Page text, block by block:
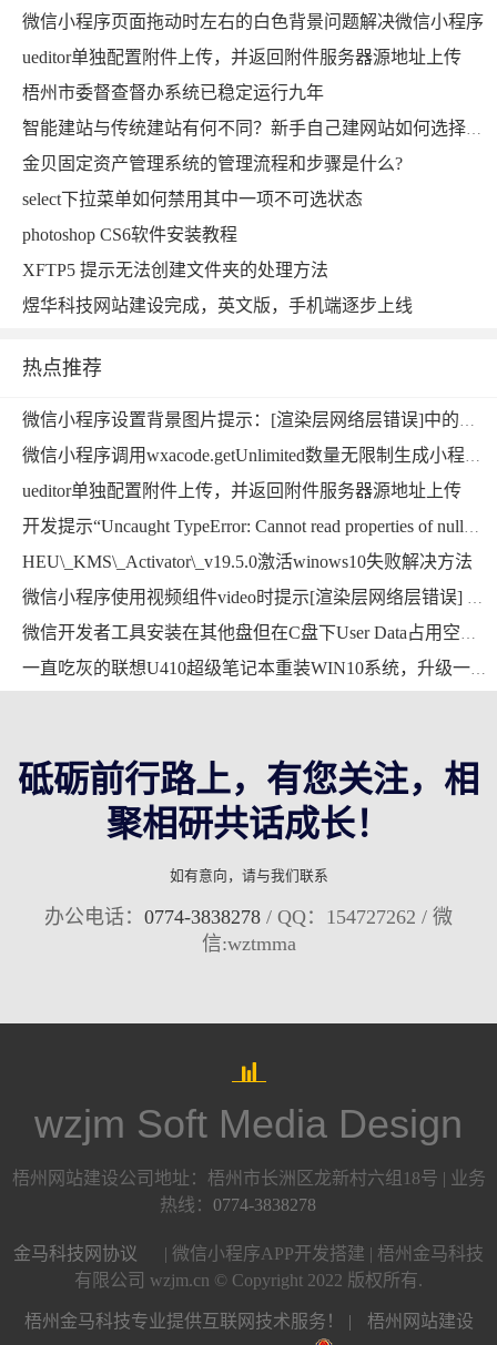
微信小程序页面拖动时左右的白色背景问题解决微信小程序
ueditor单独配置附件上传，并返回附件服务器源地址上传
梧州市委督查督办系统已稳定运行九年
智能建站与传统建站有何不同？新手自己建网站如何选择比较好？
金贝固定资产管理系统的管理流程和步骤是什么?
select下拉菜单如何禁用其中一项不可选状态
photoshop CS6软件安装教程
XFTP5 提示无法创建文件夹的处理方法
煜华科技网站建设完成，英文版，手机端逐步上线
热点推荐
微信小程序设置背景图片提示：[渲染层网络层错误]中的本地资源图片无法通过 WXSS 获取，可以使用网络图片，或者 base64，或者使用＜image/＞标签。微信小程序
微信小程序调用wxacode.getUnlimited数量无限制生成小程序码功能开发完整版微信小程序
ueditor单独配置附件上传，并返回附件服务器源地址上传
开发提示“Uncaught TypeError: Cannot read properties of null”错误的解决方法
HEU\_KMS\_Activator\_v19.5.0激活winows10失败解决方法
微信小程序使用视频组件video时提示[渲染层网络层错误] Failed to load media错误的解决方法
微信开发者工具安装在其他盘但在C盘下User Data占用空间超大，能删掉吗？用mklink提示当文件已存在时，无法创建该文件
一直吃灰的联想U410超级笔记本重装WIN10系统，升级一下硬件继续战斗
砥砺前行路上，有您关注，相
聚相研共话成长！
如有意向，请与我们联系
办公电话： 0774-3838278 / QQ：154727262 / 微
信:wztmma
wzjm Soft Media Design
梧州网站建设公司地址：梧州市长洲区龙新村六组18号 | 业务
热线： 0774-3838278
金马科技网协议
| 微信小程序APP开发搭建 | 梧州金马科技
有限公司 wzjm.cn © Copyright 2022 版权所有.
梧州金马科技专业提供互联网技术服务！ | 梧州网站建设